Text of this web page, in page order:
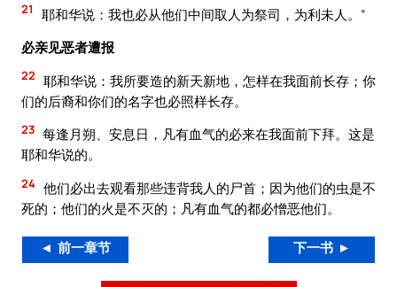
21
耶和华说：我也必从他们中间取人为祭司，为利未人。”
必亲见恶者遭报
22 耶和华说：我所要造的新天新地，怎样在我面前长存；你
们的后裔和你们的名字也必照样长存。
23 每逢月朔、安息日，凡有血气的必来在我面前下拜。这是
耶和华说的。
24 他们必出去观看那些违背我人的尸首；因为他们的虫是不
死的；他们的火是不灭的；凡有血气的都必憎恶他们。
◄ 前一章节 下一书 ►